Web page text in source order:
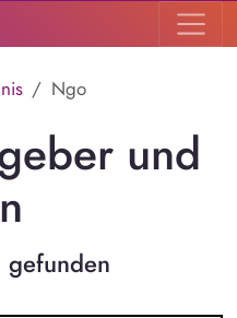
Ngo
und
gefunden